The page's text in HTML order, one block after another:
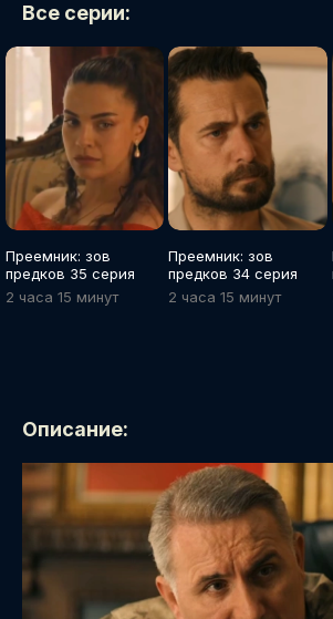
Все серии:
Преемник: зов
предков 35 серия
2 часа 15 минут
Преемник: зов
предков 34 серия
2 часа 15 минут
Описание: